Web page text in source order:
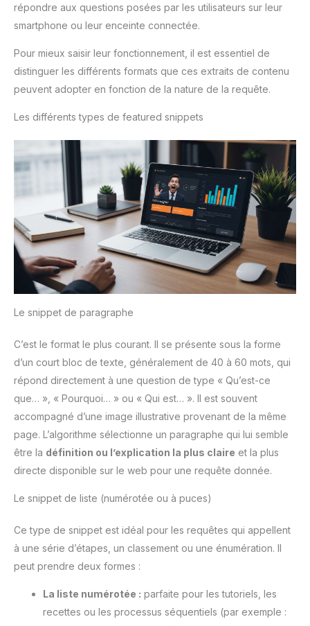
répondre aux questions posées par les utilisateurs sur leur
smartphone ou leur enceinte connectée.
Pour mieux saisir leur fonctionnement, il est essentiel de
distinguer les différents formats que ces extraits de contenu
peuvent adopter en fonction de la nature de la requête.
Les différents types de featured snippets
Le snippet de paragraphe
C’est le format le plus courant. Il se présente sous la forme
d’un court bloc de texte, généralement de 40 à 60 mots, qui
répond directement à une question de type « Qu’est-ce
que… », « Pourquoi… » ou « Qui est… ». Il est souvent
accompagné d’une image illustrative provenant de la même
page. L’algorithme sélectionne un paragraphe qui lui semble
être la définition ou l’explication la plus claire et la plus
directe disponible sur le web pour une requête donnée.
Le snippet de liste (numérotée ou à puces)
Ce type de snippet est idéal pour les requêtes qui appellent
à une série d’étapes, un classement ou une énumération. Il
peut prendre deux formes :
La liste numérotée : parfaite pour les tutoriels, les
recettes ou les processus séquentiels (par exemple :